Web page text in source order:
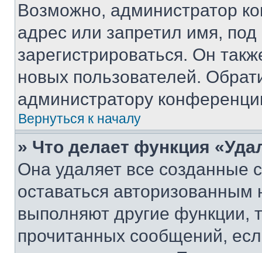
Возможно, администратор
адрес или запретил имя,
зарегистрироваться. Он
новых пользователей.
администратору
Вернуться к началу
» Что делает функция
Она удаляет все созданные
оставаться
выполняют другие функции,
прочитанных сообщений,